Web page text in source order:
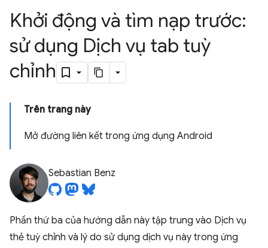
Khởi động và tìm nạp trước:
sử dụng Dịch vụ tab tuỳ
chỉnh
Trên trang này
Mở đường liên kết trong ứng dụng Android
Sebastian Benz
Phần thứ ba của hướng dẫn này tập trung vào Dịch vụ
thẻ tuỳ chỉnh và lý do sử dụng dịch vụ này trong ứng